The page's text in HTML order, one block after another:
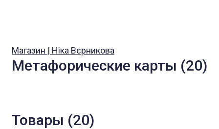
Магазин | Ніка Вєрникова
Метафорические карты (20)
Товары (20)